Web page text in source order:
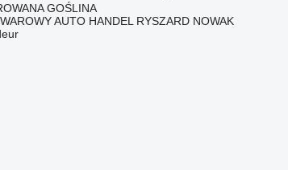
GOŚLINA
AUTO HANDEL RYSZARD NOWAK